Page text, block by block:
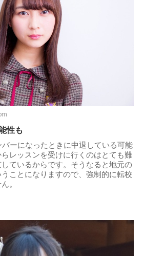
性も
ーになったときに中退している可能
レッスンを受けに行くのはとても難
ているからです。そうなると地元の
ことになりますので、強制的に転校
。